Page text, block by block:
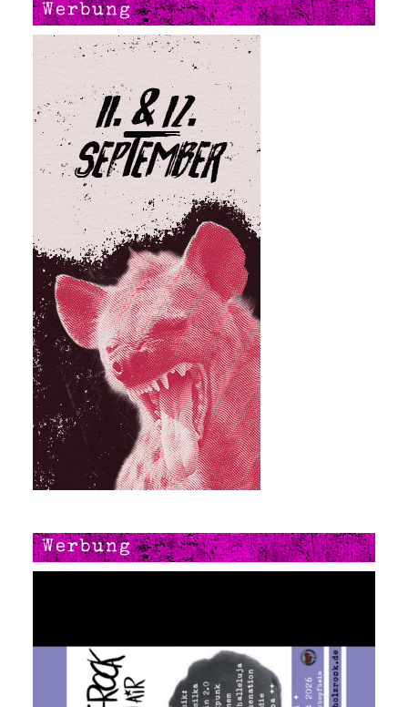
Werbung
Werbung